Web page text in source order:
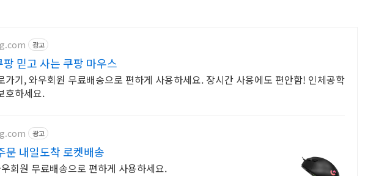
광고
믿고 사는 쿠팡 마우스
가기, 와우회원 무료배송으로 편하게 사용하세요. 장시간 사용에도 편안함! 인체공학
호하세요.
광고
문 내일도착 로켓배송
회원 무료배송으로 편하게 사용하세요.